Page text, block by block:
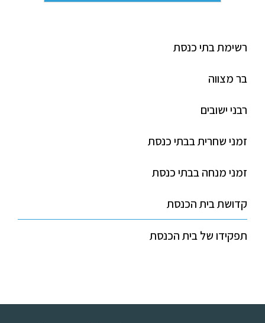
רשימת בתי כנסת
בר מצווה
רבני ישובים
זמני שחרית בבתי כנסת
זמני מנחה בבתי כנסת
קדושת בית הכנסת
תפקידו של בית הכנסת